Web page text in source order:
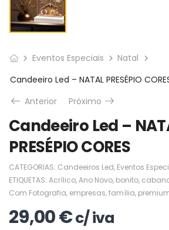
Eventos Especiais
Natal
Candeeiro Led – NATAL PRESÉPIO
Anterior
Próximo
Candeeiro Led –
PRESÉPIO CORES
CATEGORIAS: Candeeiros Led, Eventos
ETIQUETAS: Acrílico,Ano Novo, bonito,
Com Fotografia, empresas,família,
29,00€c/ iva